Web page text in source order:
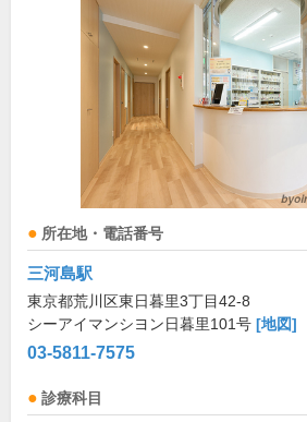
所在地・電話番号
三河島駅
東京都荒川区東日暮里3丁目42-8
シーアイマンシヨン日暮里101号 [地図]
03-5811-7575
診療科目